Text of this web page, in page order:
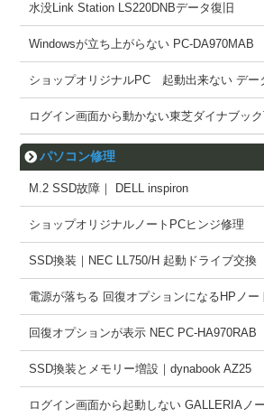
水没Link Station LS220DNBデータ復旧
Windowsが立ち上がらない PC-DA970MAB
ショップオリジナルPC 起動出来ない デー
ログイン画面から動かない東芝ダイナブッ
パソコン修理
M.2 SSD故障｜ DELL inspiron
ショップオリジナルノートPCヒンジ修理
SSD換装｜NEC LL750/H 起動ドライブ交換
電源が落ちる 回復オプションになるHPノー
回復オプションが表示 NEC PC-HA970RAB
SSD換装とメモリー増設｜dynabook AZ25
ログイン画面から起動しない GALLERIAノ